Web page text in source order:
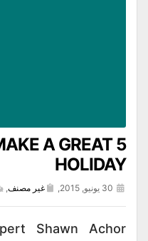
A GREAT
HOLIDAY
غير مصنف,
Shawn Achor